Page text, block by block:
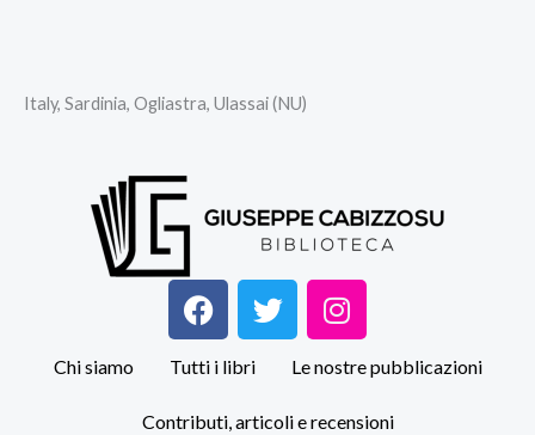
Italy, Sardinia, Ogliastra, Ulassai (NU)
F
a
c
e
b
T
w
t
I
n
s
t
a
Chi siamo Tutti i libri Le nostre pubblicazioni
Contributi, articoli e recensioni